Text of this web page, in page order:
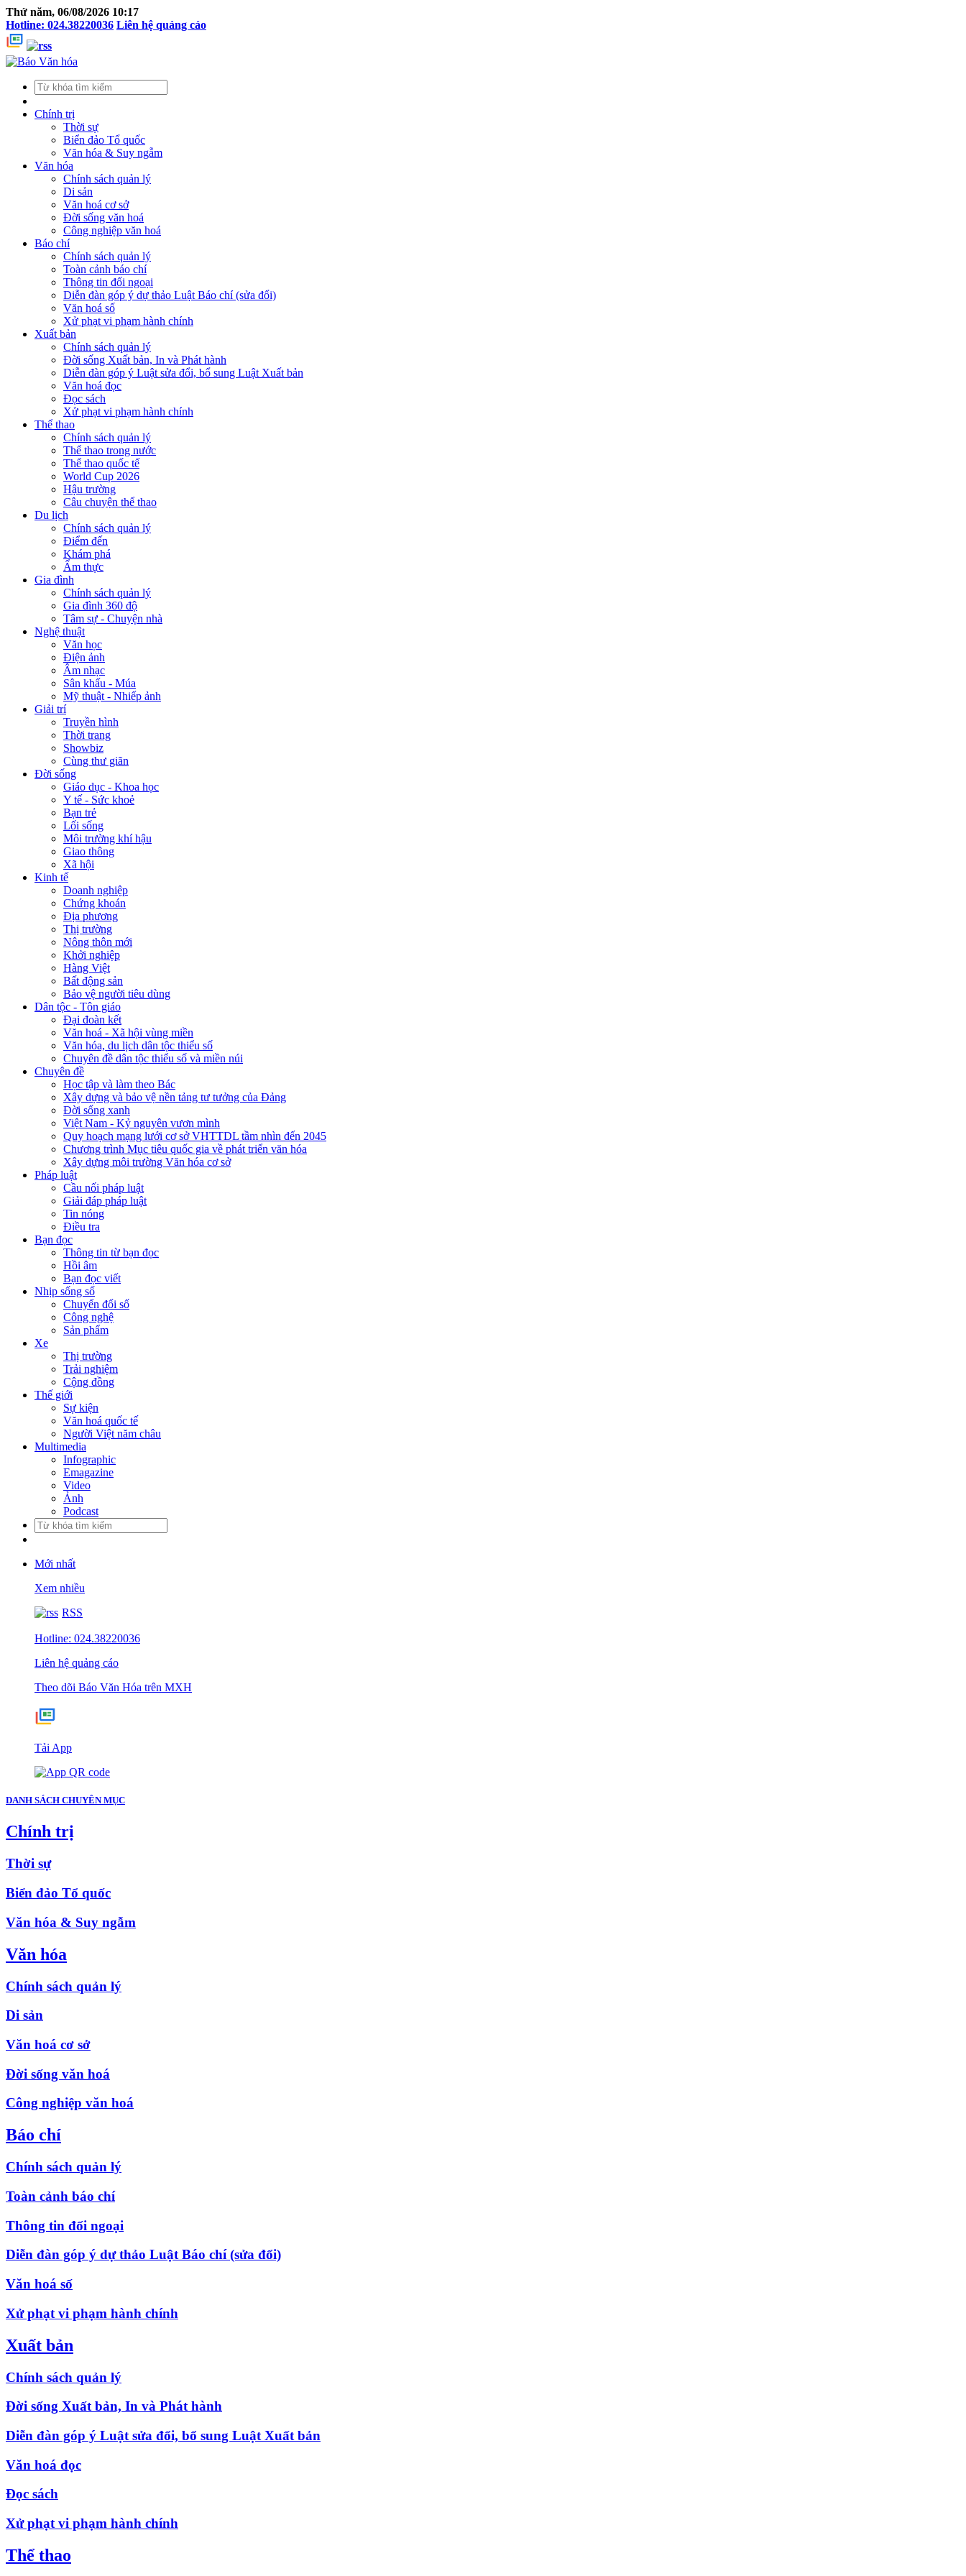
Thứ năm, 06/08/2026 10:17
Hotline: 024.38220036 Liên hệ quảng cáo
Chính trị
Thời sự
Biển đảo Tổ quốc
Văn hóa & Suy ngẫm
Văn hóa
Chính sách quản lý
Di sản
Văn hoá cơ sở
Đời sống văn hoá
Công nghiệp văn hoá
Báo chí
Chính sách quản lý
Toàn cảnh báo chí
Thông tin đối ngoại
Diễn đàn góp ý dự thảo Luật Báo chí (sửa đổi)
Văn hoá số
Xử phạt vi phạm hành chính
Xuất bản
Chính sách quản lý
Đời sống Xuất bản, In và Phát hành
Diễn đàn góp ý Luật sửa đổi, bổ sung Luật Xuất bản
Văn hoá đọc
Đọc sách
Xử phạt vi phạm hành chính
Thể thao
Chính sách quản lý
Thể thao trong nước
Thể thao quốc tế
World Cup 2026
Hậu trường
Câu chuyện thể thao
Du lịch
Chính sách quản lý
Điểm đến
Khám phá
Ẩm thực
Gia đình
Chính sách quản lý
Gia đình 360 độ
Tâm sự - Chuyện nhà
Nghệ thuật
Văn học
Điện ảnh
Âm nhạc
Sân khấu - Múa
Mỹ thuật - Nhiếp ảnh
Giải trí
Truyền hình
Thời trang
Showbiz
Cùng thư giãn
Đời sống
Giáo dục - Khoa học
Y tế - Sức khoẻ
Bạn trẻ
Lối sống
Môi trường khí hậu
Giao thông
Xã hội
Kinh tế
Doanh nghiệp
Chứng khoán
Địa phương
Thị trường
Nông thôn mới
Khởi nghiệp
Hàng Việt
Bất động sản
Bảo vệ người tiêu dùng
Dân tộc - Tôn giáo
Đại đoàn kết
Văn hoá - Xã hội vùng miền
Văn hóa, du lịch dân tộc thiểu số
Chuyên đề dân tộc thiểu số và miền núi
Chuyên đề
Học tập và làm theo Bác
Xây dựng và bảo vệ nền tảng tư tưởng của Đảng
Đời sống xanh
Việt Nam - Kỷ nguyên vươn mình
Quy hoạch mạng lưới cơ sở VHTTDL tầm nhìn đến 2045
Chương trình Mục tiêu quốc gia về phát triển văn hóa
Xây dựng môi trường Văn hóa cơ sở
Pháp luật
Cầu nối pháp luật
Giải đáp pháp luật
Tin nóng
Điều tra
Bạn đọc
Thông tin từ bạn đọc
Hồi âm
Bạn đọc viết
Nhịp sống số
Chuyển đổi số
Công nghệ
Sản phẩm
Xe
Thị trường
Trải nghiệm
Cộng đồng
Thế giới
Sự kiện
Văn hoá quốc tế
Người Việt năm châu
Multimedia
Infographic
Emagazine
Video
Ảnh
Podcast
Mới nhất
Xem nhiều
RSS
Hotline: 024.38220036
Liên hệ quảng cáo
Theo dõi Báo Văn Hóa trên MXH
Tải App
DANH SÁCH CHUYÊN MỤC
Chính trị
Thời sự
Biển đảo Tổ quốc
Văn hóa & Suy ngẫm
Văn hóa
Chính sách quản lý
Di sản
Văn hoá cơ sở
Đời sống văn hoá
Công nghiệp văn hoá
Báo chí
Chính sách quản lý
Toàn cảnh báo chí
Thông tin đối ngoại
Diễn đàn góp ý dự thảo Luật Báo chí (sửa đổi)
Văn hoá số
Xử phạt vi phạm hành chính
Xuất bản
Chính sách quản lý
Đời sống Xuất bản, In và Phát hành
Diễn đàn góp ý Luật sửa đổi, bổ sung Luật Xuất bản
Văn hoá đọc
Đọc sách
Xử phạt vi phạm hành chính
Thể thao